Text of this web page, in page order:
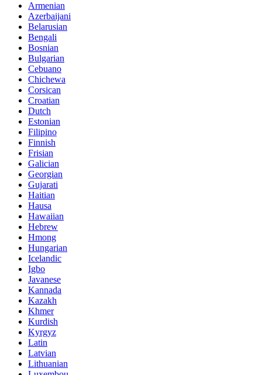
Armenian
Azerbaijani
Belarusian
Bengali
Bosnian
Bulgarian
Cebuano
Chichewa
Corsican
Croatian
Dutch
Estonian
Filipino
Finnish
Frisian
Galician
Georgian
Gujarati
Haitian
Hausa
Hawaiian
Hebrew
Hmong
Hungarian
Icelandic
Igbo
Javanese
Kannada
Kazakh
Khmer
Kurdish
Kyrgyz
Latin
Latvian
Lithuanian